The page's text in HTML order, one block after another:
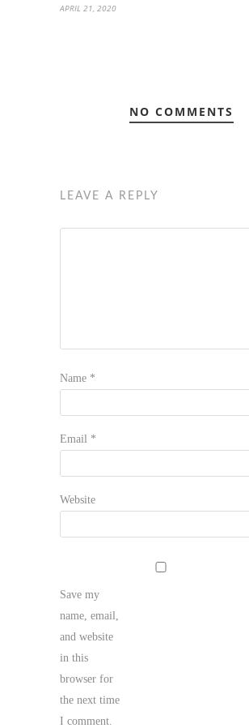
APRIL 21, 2020
NO COMMENTS
LEAVE A REPLY
Name *
Email *
Website
Save my
name, email,
and website
in this
browser for
the next time
I comment.